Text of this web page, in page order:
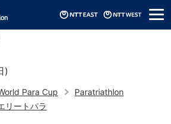
メ
ニ
アスロンパラカップ
)
Para Cup
Paratriathlon
リートパラ